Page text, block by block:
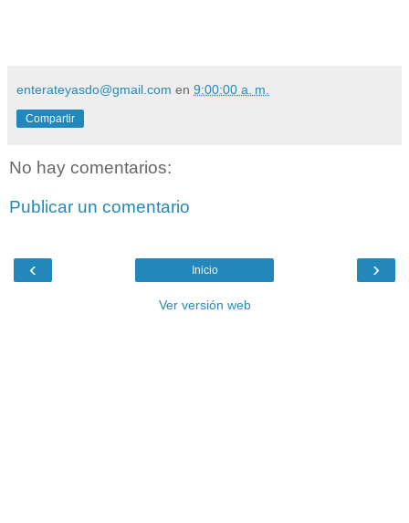
enterateyasdo@gmail.com en 9:00:00 a. m.
Compartir
No hay comentarios:
Publicar un comentario
‹ ›
Inicio
Ver versión web